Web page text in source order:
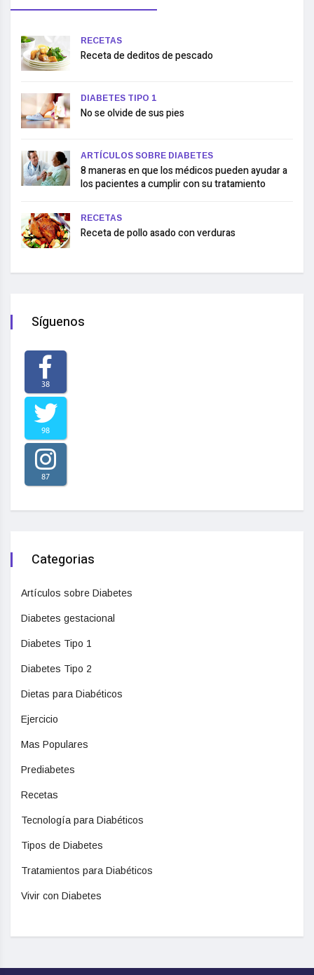
RECETAS
Receta de deditos de pescado
DIABETES TIPO 1
No se olvide de sus pies
ARTÍCULOS SOBRE DIABETES
8 maneras en que los médicos pueden ayudar a
los pacientes a cumplir con su tratamiento
RECETAS
Receta de pollo asado con verduras
Síguenos
38
98
87
Categorias
Artículos sobre Diabetes
Diabetes gestacional
Diabetes Tipo 1
Diabetes Tipo 2
Dietas para Diabéticos
Ejercicio
Mas Populares
Prediabetes
Recetas
Tecnología para Diabéticos
Tipos de Diabetes
Tratamientos para Diabéticos
Vivir con Diabetes